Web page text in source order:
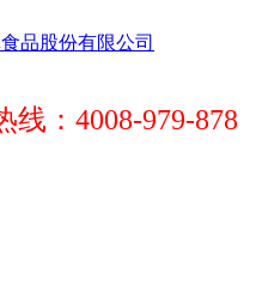
线：4008-979-878